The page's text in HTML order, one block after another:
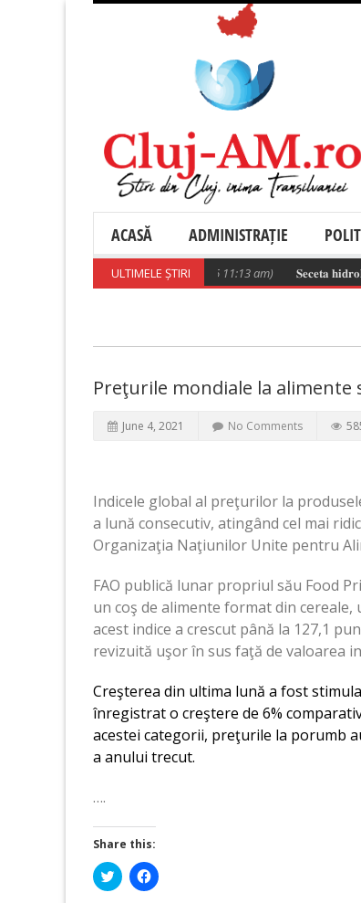
ACASĂ ADMINISTRAȚIE
ULTIMELE ȘTIRI
(August 6, 2026 11:13 am) 𝐒𝐞𝐜𝐞𝐭𝐚
Preţurile mondiale la
June 4, 2021 No Comments
Indicele global al preţurilor la
a lună consecutiv, atingând cel mai
Organizaţia Naţiunilor Unite pentru
FAO publică lunar propriul său Food
un coş de alimente format din cereale,
acest indice a crescut până la 127,1
revizuită uşor în sus faţă de valoarea
Creşterea din ultima lună a fost
înregistrat o creştere de 6%
acestei categorii, preţurile la porumb
a anului trecut.
….
Share this:
Click
to
Click
to